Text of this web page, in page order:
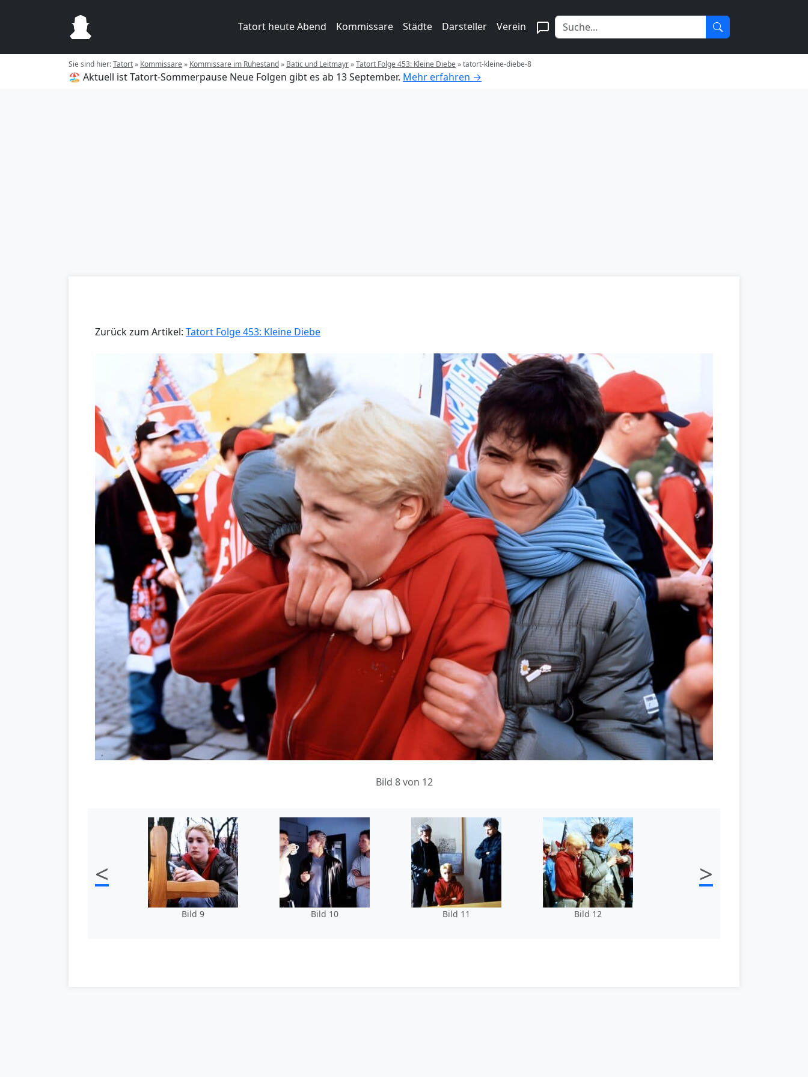
Tatort heute Abend Kommissare Städte Darsteller Verein
Sie sind hier:Tatort» Kommissare» Kommissare im Ruhestand» Batic und Leitmayr»Tatort Folge 453: Kleine Diebe»tatort-kleine-diebe-8
🏖️ Aktuell ist Tatort-Sommerpause Neue Folgen gibt es ab 13 September. Mehr erfahren →
Zurück zum Artikel: Tatort Folge 453: Kleine Diebe
Bild 8 von 12
<
Bild 9 Bild 10 Bild 11 Bild 12
>